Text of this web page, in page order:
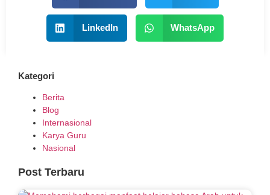
LinkedIn WhatsApp
Kategori
Berita
Blog
Internasional
Karya Guru
Nasional
Post Terbaru